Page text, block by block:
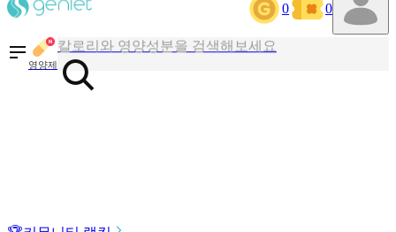
0 0
영양제
칼로리와 영양성분을 검색해보세요
혈당 · 다이어트 음식 검색해보세요
음식 · 영양제 리뷰를 찾아보세요